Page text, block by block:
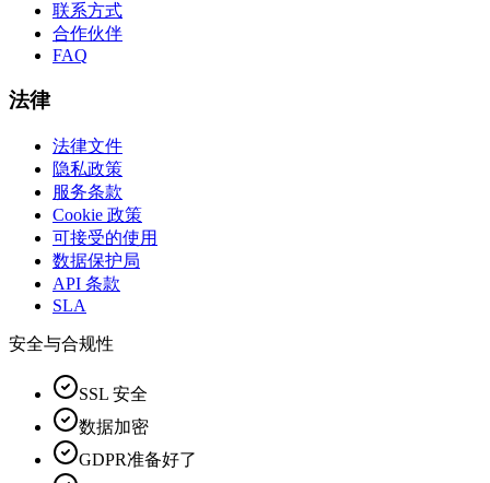
联系方式
合作伙伴
FAQ
法律
法律文件
隐私政策
服务条款
Cookie 政策
可接受的使用
数据保护局
API 条款
SLA
安全与合规性
SSL 安全
数据加密
GDPR准备好了